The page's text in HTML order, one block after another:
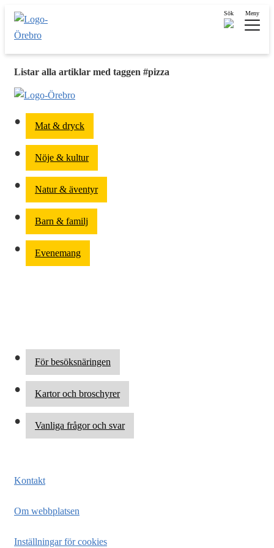
Sök Meny
Listar alla artiklar med taggen #pizza
Mat & dryck
Nöje & kultur
Natur & äventyr
Barn & familj
Evenemang
För besöksnäringen
Kartor och broschyrer
Vanliga frågor och svar
Kontakt
Om webbplatsen
Inställningar för cookies